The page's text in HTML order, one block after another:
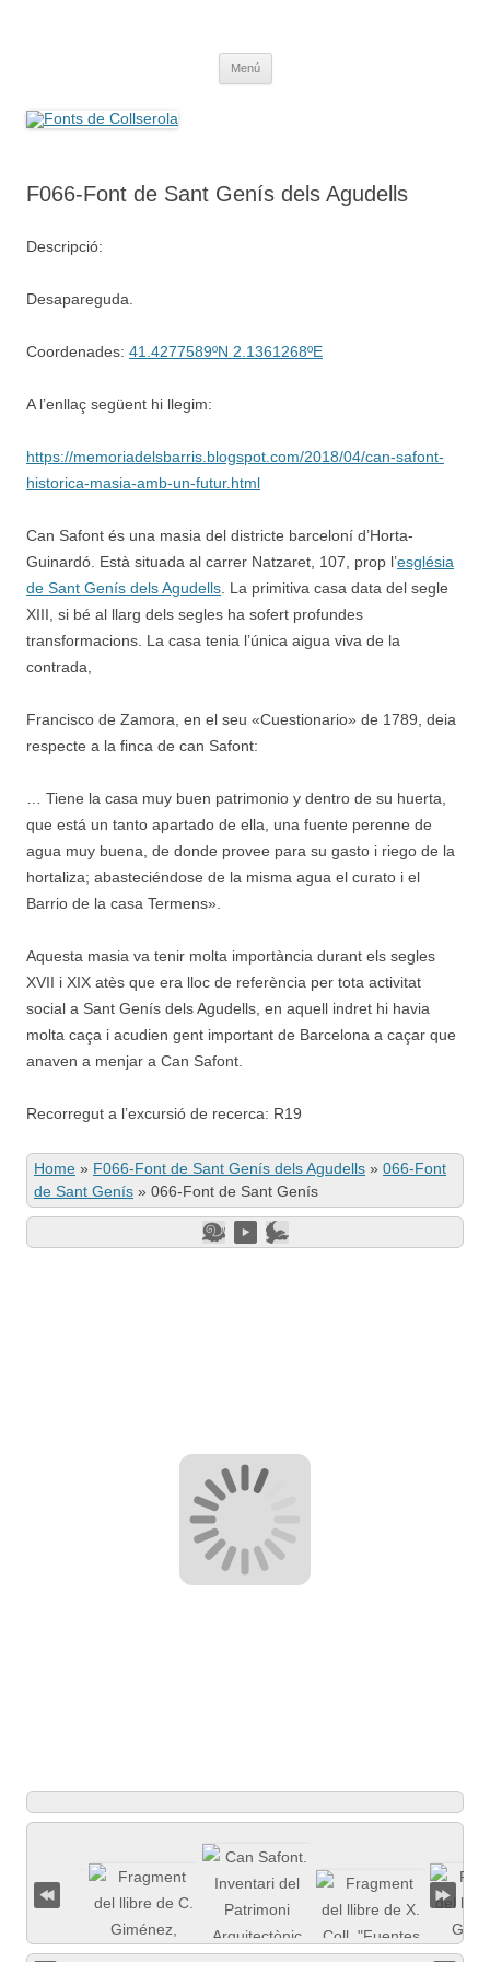
Menú
F066-Font de Sant Genís dels Agudells
Descripció:
Desapareguda.
Coordenades: 41.4277589ºN 2.1361268ºE
A l’enllaç següent hi llegim:
https://memoriadelsbarris.blogspot.com/2018/04/can-safont-
historica-masia-amb-un-futur.html
Can Safont és una masia del districte barceloní d’Horta-
Guinardó. Està situada al carrer Natzaret, 107, prop l’església
de Sant Genís dels Agudells . La primitiva casa data del segle
XIII, si bé al llarg dels segles ha sofert profundes
transformacions. La casa tenia l’única aigua viva de la
contrada,
Francisco de Zamora, en el seu «Cuestionario» de 1789, deia
respecte a la finca de can Safont:
… Tiene la casa muy buen patrimonio y dentro de su huerta,
que está un tanto apartado de ella, una fuente perenne de
agua muy buena, de donde provee para su gasto i riego de la
hortaliza; abasteciéndose de la misma agua el curato i el
Barrio de la casa Termens».
Aquesta masia va tenir molta importància durant els segles
XVII i XIX atès que era lloc de referència per tota activitat
social a Sant Genís dels Agudells, en aquell indret hi havia
molta caça i acudien gent important de Barcelona a caçar que
anaven a menjar a Can Safont.
Recorregut a l’excursió de recerca: R19
Home » F066-Font de Sant Genís dels Agudells » 066-Font
de Sant Genís » 066-Font de Sant Genís